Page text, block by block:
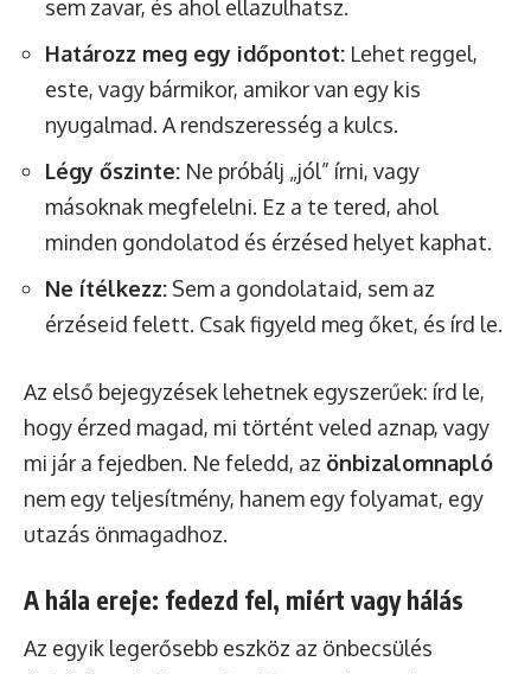
sem zavar, és ahol ellazulhatsz.
Határozz meg egy időpontot: Lehet reggel,
este, vagy bármikor, amikor van egy kis
nyugalmad. A rendszeresség a kulcs.
Légy őszinte: Ne próbálj „jól” írni, vagy
másoknak megfelelni. Ez a te tered, ahol
minden gondolatod és érzésed helyet kaphat.
Ne ítélkezz: Sem a gondolataid, sem az
érzéseid felett. Csak figyeld meg őket, és írd le.
Az első bejegyzések lehetnek egyszerűek: írd le,
hogy érzed magad, mi történt veled aznap, vagy
mi jár a fejedben. Ne feledd, az önbizalomnapló
nem egy teljesítmény, hanem egy folyamat, egy
utazás önmagadhoz.
A hála ereje: fedezd fel, miért vagy hálás
Az egyik legerősebb eszköz az önbecsülés